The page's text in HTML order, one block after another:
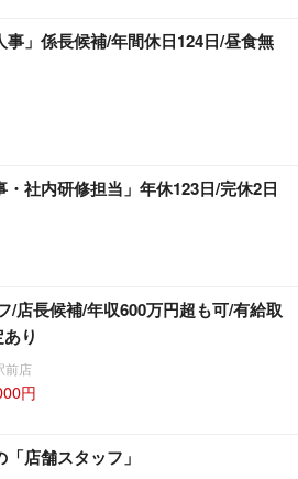
事」係長候補/年間休日124日/昼食無
社内研修担当」年休123日/完休2日
/店長候補/年収600万円超も可/有給取
り
前店
円
「店舗スタッフ」